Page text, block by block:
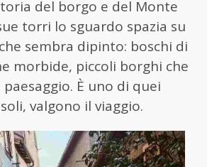
del borgo e del Monte
torri lo sguardo spazia su
sembra dipinto: boschi di
morbide, piccoli borghi che
È uno di quei
valgono il viaggio.